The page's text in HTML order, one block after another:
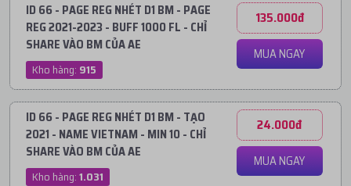
ID 66 - PAGE REG NHÉT D1 BM - PAGE
REG 2021-2023 - BUFF 1000 FL - CHỈ
SHARE VÀO BM CỦA AE
Kho hàng: 915
135.000đ
MUA NGAY
ID 66 - PAGE REG NHÉT D1 BM - TẠO
2021 - NAME VIETNAM - MIN 10 - CHỈ
SHARE VÀO BM CỦA AE
Kho hàng:1.031
24.000đ
MUA NGAY